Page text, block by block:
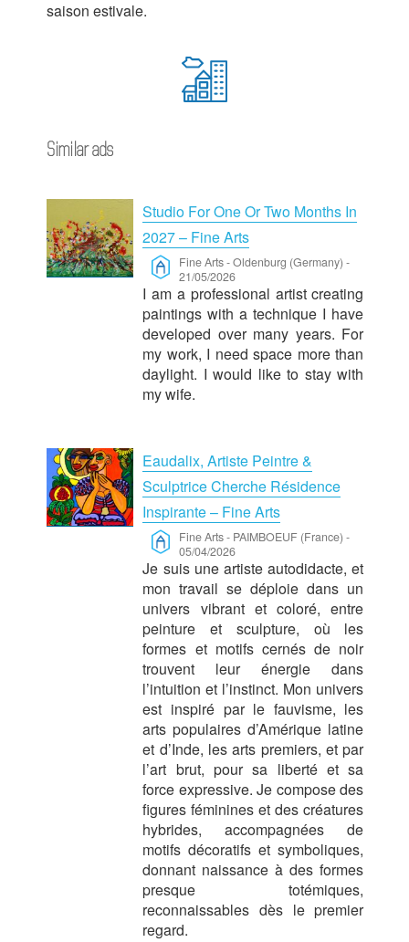
saison estivale.
Similar ads
Studio For One Or Two Months In
2027 – Fine Arts
Fine Arts-Oldenburg (Germany) -
21/05/2026
I am a professional artist creating
paintings with a technique I have
developed over many years. For
my work, I need space more than
daylight. I would like to stay with
my wife.
Eaudalix, Artiste Peintre &
Sculptrice Cherche Résidence
Inspirante – Fine Arts
Fine Arts- PAIMBOEUF (France) -
05/04/2026
Je suis une artiste autodidacte, et
mon travail se déploie dans un
univers vibrant et coloré, entre
peinture et sculpture, où les
formes et motifs cernés de noir
trouvent leur énergie dans
l’intuition et l’instinct. Mon univers
est inspiré par le fauvisme, les
arts populaires d’Amérique latine
et d’Inde, les arts premiers, et par
l’art brut, pour sa liberté et sa
force expressive. Je compose des
figures féminines et des créatures
hybrides, accompagnées de
motifs décoratifs et symboliques,
donnant naissance à des formes
presque totémiques,
reconnaissables dès le premier
regard.